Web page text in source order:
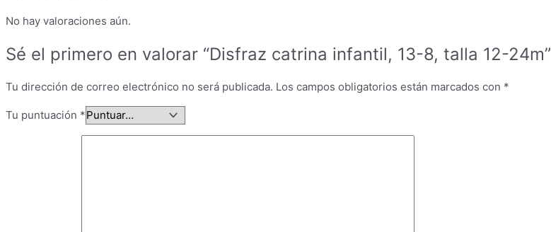
No hay valoraciones aún.
Sé el primero en valorar “Disfraz catrina infantil, 13-8, talla 12-24m”
Tu dirección de correo electrónico no será publicada. Los campos obligatorios están marcados con *
Tu puntuación *